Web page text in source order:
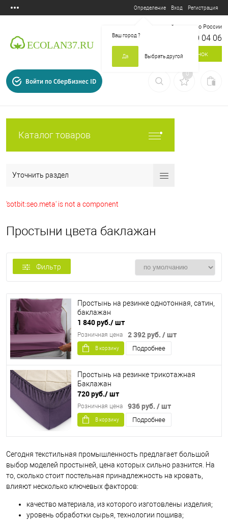
Определение
Ваш город?
Да Выбрать другой
Вход Регистрация
Бесплатный звонок по России
8 800 700 04 06
Заказать звонок
Войти по СберБизнес ID
0
Каталог товаров
Уточнить раздел
'sotbit:seo.meta' is not a component
Простыни цвета баклажан
Фильтр
Простынь на резинке однотонная, сатин,
баклажан
1 840 руб./ шт
2 392 руб. / шт
Розничная цена
В корзину Подробнее
Простынь на резинке трикотажная
Баклажан
720 руб./ шт
936 руб. / шт
Розничная цена
В корзину Подробнее
Сегодня текстильная промышленность предлагает большой
выбор моделей простыней, цена которых сильно разнится. На
то, сколько стоит постельная принадлежность на кровать,
влияют несколько ключевых факторов:
качество материала, из которого изготовлены изделия;
уровень обработки сырья, технологии пошива;